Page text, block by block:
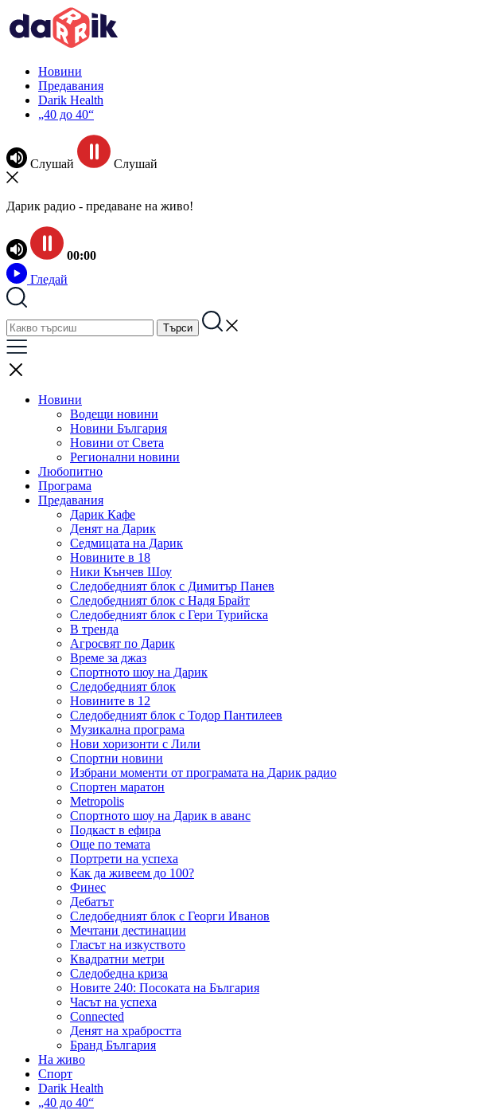
Новини
Предавания
Darik Health
„40 до 40“
Слушай Слушай
Дарик радио - предаване на живо!
00:00
Гледай
Новини
Водещи новини
Новини България
Новини от Света
Регионални новини
Любопитно
Програма
Предавания
Дарик Кафе
Денят на Дарик
Седмицата на Дарик
Новините в 18
Ники Кънчев Шоу
Следобедният блок с Димитър Панев
Следобедният блок с Надя Брайт
Следобедният блок с Гери Турийска
В тренда
Агросвят по Дарик
Време за джаз
Спортното шоу на Дарик
Следобедният блок
Новините в 12
Следобедният блок с Тодор Пантилеев
Музикална програма
Нови хоризонти с Лили
Спортни новини
Избрани моменти от програмата на Дарик радио
Спортен маратон
Metropolis
Спортното шоу на Дарик в аванс
Подкаст в ефира
Още по темата
Портрети на успеха
Как да живеем до 100?
Финес
Дебатът
Следобедният блок с Георги Иванов
Мечтани дестинации
Гласът на изкуството
Квадратни метри
Следобедна криза
Новите 240: Посоката на България
Часът на успеха
Connected
Денят на храбростта
Бранд България
На живо
Спорт
Darik Health
„40 до 40“